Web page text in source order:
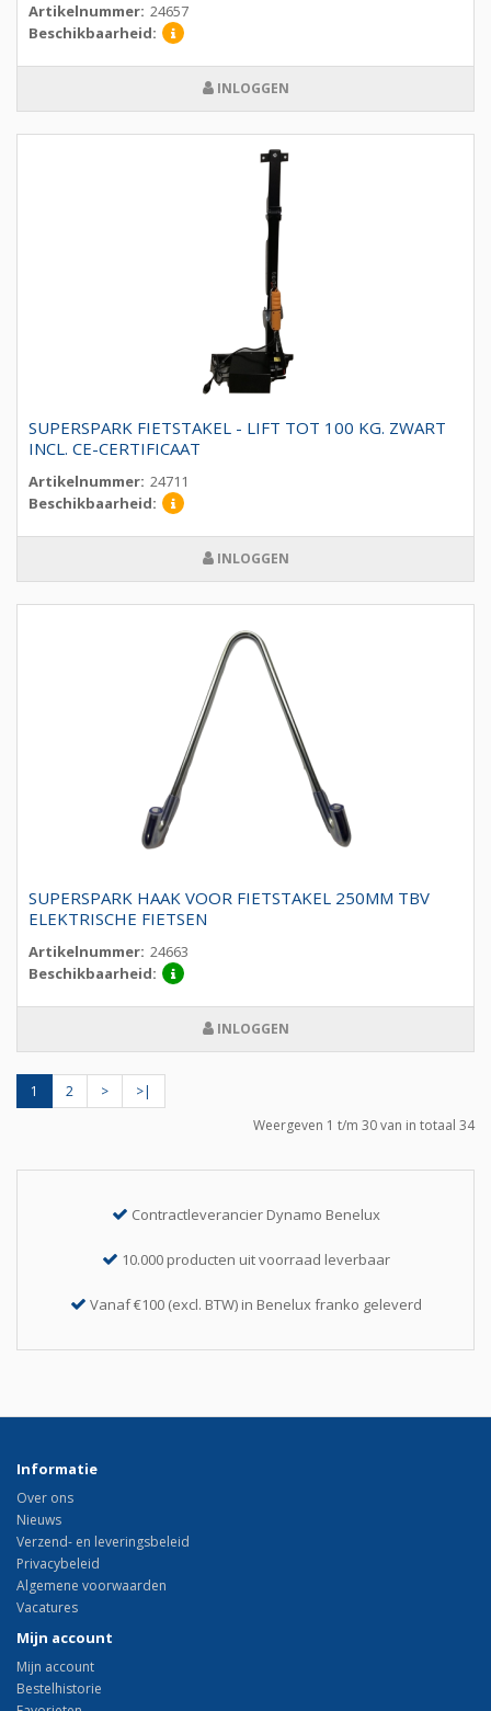
Artikelnummer: 24657
Beschikbaarheid:
INLOGGEN
SUPERSPARK FIETSTAKEL - LIFT TOT 100 KG. ZWART
INCL. CE-CERTIFICAAT
Artikelnummer: 24711
Beschikbaarheid:
INLOGGEN
SUPERSPARK HAAK VOOR FIETSTAKEL 250MM TBV
ELEKTRISCHE FIETSEN
Artikelnummer: 24663
Beschikbaarheid:
INLOGGEN
1 2 >
>|
Weergeven 1 t/m 30 van in totaal 34
Contractleverancier Dynamo Benelux
10.000 producten uit voorraad leverbaar
Vanaf €100 (excl. BTW) in Benelux franko geleverd
Informatie
Over ons
Nieuws
Verzend- en leveringsbeleid
Privacybeleid
Algemene voorwaarden
Vacatures
Mijn account
Mijn account
Bestelhistorie